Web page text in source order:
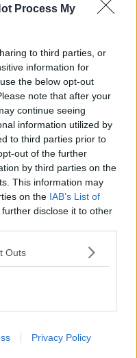
Process My
to third parties, or
information for
the below opt-out
note that after your
continue seeing
information utilized by
to third parties prior to
out of the further
by third parties on the
This information may
on the IAB’s List of
disclose it to other
Outs
Privacy Policy
7752
Over 80 Non disponibile
16
20
4
14
13
50
28
Totale Posti letto occupati
13
4
22
0